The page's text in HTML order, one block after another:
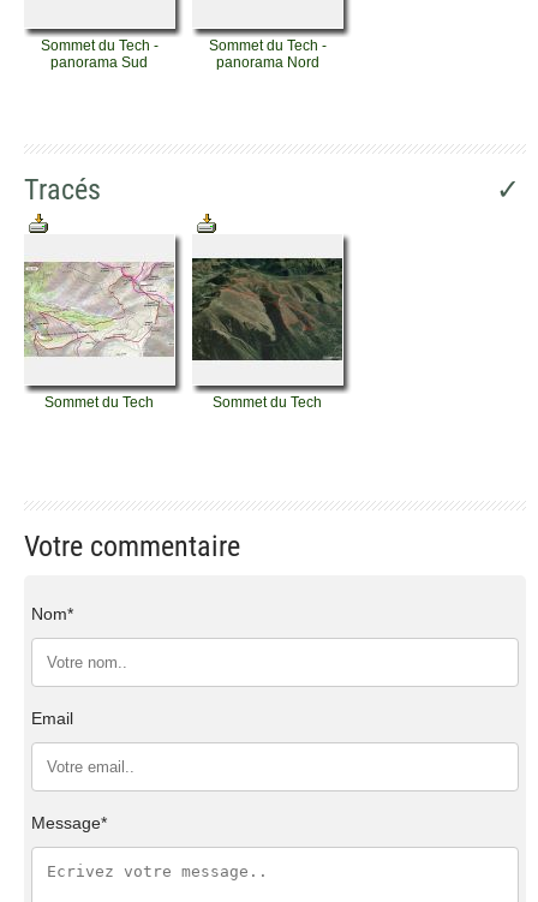
Sommet du Tech -
panorama Sud
Sommet du Tech -
panorama Nord
Tracés ✓
Sommet du Tech Sommet du Tech
Votre commentaire
Nom*
Email
Message*